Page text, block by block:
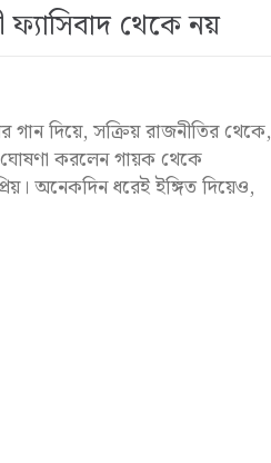
ফ্যাসিবাদ থেকে নয়
দিয়ে, সক্রিয় রাজনীতির থেকে,
করলেন গায়ক থেকে
অনেকদিন ধরেই ইঙ্গিত দিয়েও,